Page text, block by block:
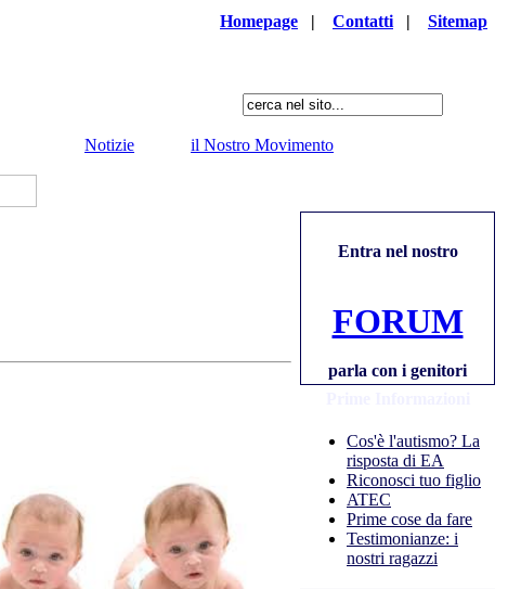
Homepage | Contatti | Sitemap
Notizie il Nostro Movimento
Entra nel nostro
FORUM
parla con i genitori
Cos'è l'autismo? La
risposta di EA
Riconosci tuo figlio
ATEC
Prime cose da fare
Testimonianze: i
nostri ragazzi